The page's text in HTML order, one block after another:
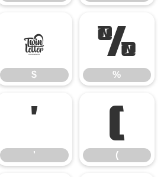
$
$
%
%
'
'
(
(